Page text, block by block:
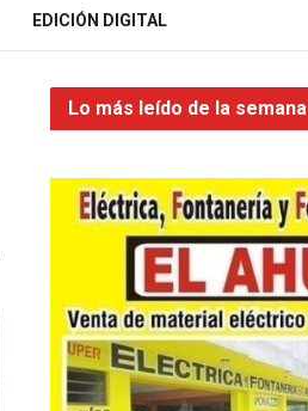
EDICIÓN DIGITAL
Lo más leído de la semana